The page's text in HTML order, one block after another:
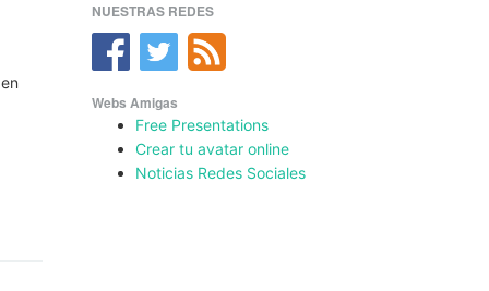
NUESTRAS REDES
Webs Amigas
Free Presentations
Crear tu avatar online
Noticias Redes Sociales